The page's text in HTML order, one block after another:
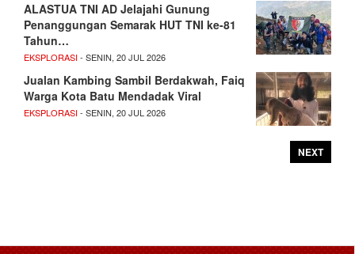
ALASTUA TNI AD Jelajahi Gunung
Penanggungan Semarak HUT TNI ke-81
Tahun…
EKSPLORASI- SENIN, 20 JUL 2026
Jualan Kambing Sambil Berdakwah, Faiq
Warga Kota Batu Mendadak Viral
EKSPLORASI- SENIN, 20 JUL 2026
NEXT